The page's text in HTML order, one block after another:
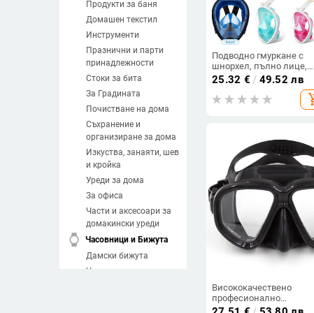
Продукти за баня
Домашен текстил
Инструменти
Празнични и парти
принадлежности
Стоки за бита
За Градината
Почистване на дома
Съхранение и
организиране за дома
Изкуства, занаяти, шев
и кройка
Уреди за дома
За офиса
Части и аксесоари за
домакински уреди
watch
Часовници и Бижута
Дамски бижута
Часовници
Подводно гмуркане с
шнорхел, пълно лице,
детски комплект маски
плуване, гмуркане,
респираторни маски
против замъгляване,
25.32 € / 49.52 лв
Висококачествено
професионално
оборудване за гмуркане